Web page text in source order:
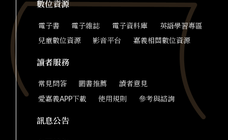
數位資源
電子書 電子雜誌 電子資料庫 英語學習專區
兒童數位資源 影音平台 嘉義相關數位資源
讀者服務
常見問答 圖書推薦 讀者意見
愛嘉義APP下載 使用規則 參考與諮詢
訊息公告